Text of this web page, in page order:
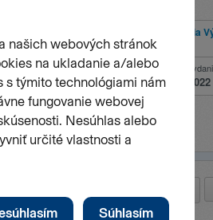
150. výročie založenia
múzea v Košiciach
Číslo emisie
FDC 779
Dátum
27.10.2022